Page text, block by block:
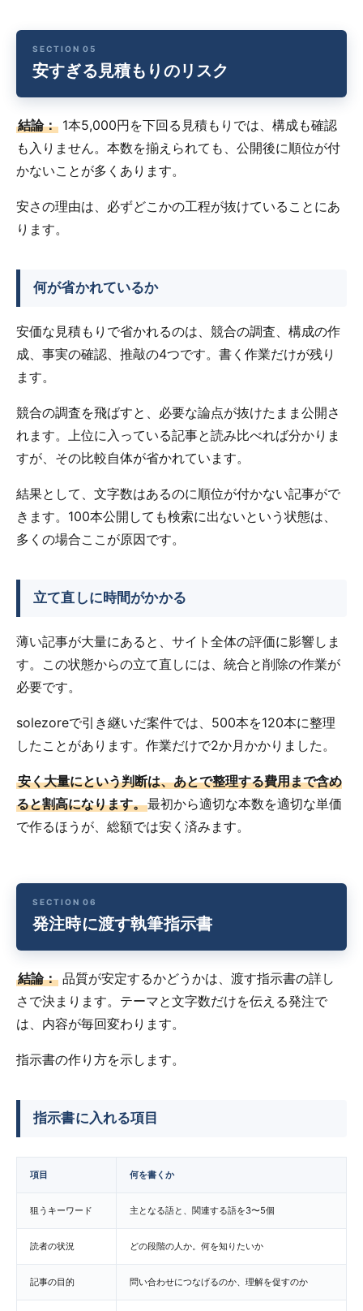
安すぎる見積もりのリスク
結論： 1本5,000円を下回る見積もりでは、構成も確認
も入りません。本数を揃えられても、公開後に順位が付
かないことが多くあります。
安さの理由は、必ずどこかの工程が抜けていることにあ
ります。
何が省かれているか
安価な見積もりで省かれるのは、競合の調査、構成の作
成、事実の確認、推敲の4つです。書く作業だけが残り
ます。
競合の調査を飛ばすと、必要な論点が抜けたまま公開さ
れます。上位に入っている記事と読み比べれば分かりま
すが、その比較自体が省かれています。
結果として、文字数はあるのに順位が付かない記事がで
きます。100本公開しても検索に出ないという状態は、
多くの場合ここが原因です。
立て直しに時間がかかる
薄い記事が大量にあると、サイト全体の評価に影響しま
す。この状態からの立て直しには、統合と削除の作業が
必要です。
solezoreで引き継いだ案件では、500本を120本に整理
したことがあります。作業だけで2か月かかりました。
安く大量にという判断は、あとで整理する費用まで含め
ると割高になります。最初から適切な本数を適切な単価
で作るほうが、総額では安く済みます。
発注時に渡す執筆指示書
結論： 品質が安定するかどうかは、渡す指示書の詳し
さで決まります。テーマと文字数だけを伝える発注で
は、内容が毎回変わります。
指示書の作り方を示します。
指示書に入れる項目
項目 何を書くか
狙うキーワード 主となる語と、関連する語を3〜5個
読者の状況 どの段階の人か。何を知りたいか
記事の目的 問い合わせにつなげるのか、理解を促すのか